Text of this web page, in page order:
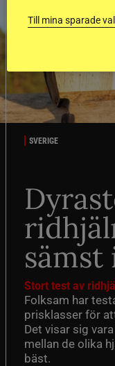
SVERIGE
sämst
Stort test av
Folksam har
prisklasser för
Det visar sig
mellan de olika
bäst.
Till mina sparade val